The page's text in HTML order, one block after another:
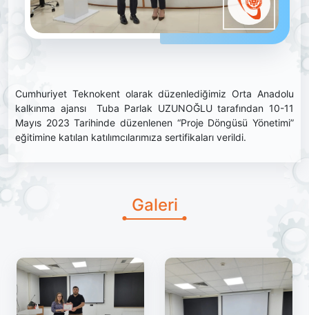
Cumhuriyet Teknokent olarak düzenlediğimiz Orta Anadolu
kalkınma ajansı Tuba Parlak UZUNOĞLU tarafından 10-11
Mayıs 2023 Tarihinde düzenlenen “Proje Döngüsü Yönetimi”
eğitimine katılan katılımcılarımıza sertifikaları verildi.
Galeri